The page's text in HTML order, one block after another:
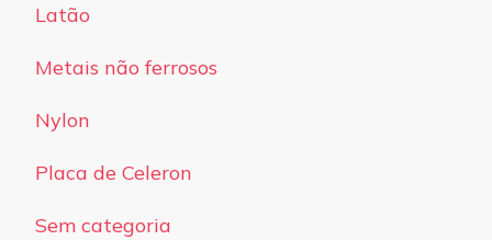
Latão
Metais não ferrosos
Nylon
Placa de Celeron
Sem categoria